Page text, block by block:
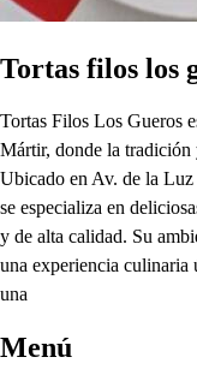
Tortas filos los
Tortas Filos Los Gueros
Mártir, donde la tradición
Ubicado en Av. de la Luz
se especializa en
y de alta calidad. Su
una experiencia culinaria
una
Menú